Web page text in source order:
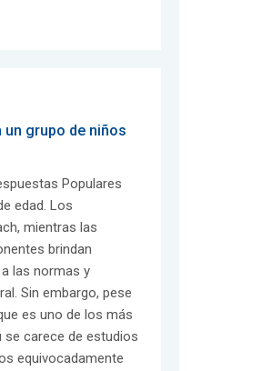
un grupo de niños
Populares
edad. Los
mientras las
brindan
las normas y
Sin embargo, pese
es uno de los más
carece de estudios
equivocadamente